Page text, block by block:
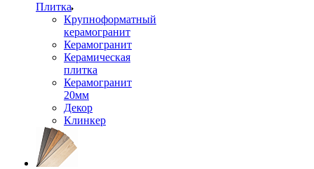
Плитка
Крупноформатный
керамогранит
Керамогранит
Керамическая
плитка
Керамогранит
20мм
Декор
Клинкер